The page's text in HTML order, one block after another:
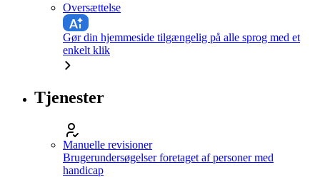
Oversættelse
Gør din hjemmeside tilgængelig på alle sprog med et
enkelt klik
Tjenester
Manuelle revisioner
Brugerundersøgelser foretaget af personer med
handicap